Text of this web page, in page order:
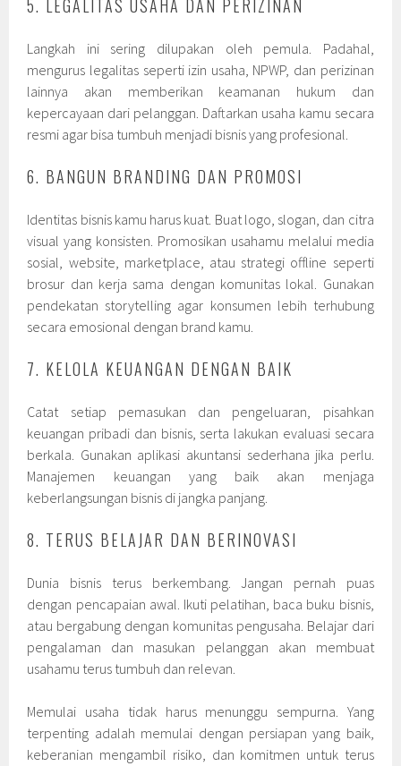
5. LEGALITAS USAHA DAN PERIZINAN
Langkah ini sering dilupakan oleh pemula. Padahal,
mengurus legalitas seperti izin usaha, NPWP, dan perizinan
lainnya akan memberikan keamanan hukum dan
kepercayaan dari pelanggan. Daftarkan usaha kamu secara
resmi agar bisa tumbuh menjadi bisnis yang profesional.
6. BANGUN BRANDING DAN PROMOSI
Identitas bisnis kamu harus kuat. Buat logo, slogan, dan citra
visual yang konsisten. Promosikan usahamu melalui media
sosial, website, marketplace, atau strategi offline seperti
brosur dan kerja sama dengan komunitas lokal. Gunakan
pendekatan storytelling agar konsumen lebih terhubung
secara emosional dengan brand kamu.
7. KELOLA KEUANGAN DENGAN BAIK
Catat setiap pemasukan dan pengeluaran, pisahkan
keuangan pribadi dan bisnis, serta lakukan evaluasi secara
berkala. Gunakan aplikasi akuntansi sederhana jika perlu.
Manajemen keuangan yang baik akan menjaga
keberlangsungan bisnis di jangka panjang.
8. TERUS BELAJAR DAN BERINOVASI
Dunia bisnis terus berkembang. Jangan pernah puas
dengan pencapaian awal. Ikuti pelatihan, baca buku bisnis,
atau bergabung dengan komunitas pengusaha. Belajar dari
pengalaman dan masukan pelanggan akan membuat
usahamu terus tumbuh dan relevan.
Memulai usaha tidak harus menunggu sempurna. Yang
terpenting adalah memulai dengan persiapan yang baik,
keberanian mengambil risiko, dan komitmen untuk terus